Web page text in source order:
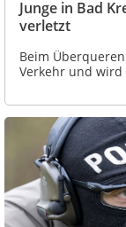
Junge in Bad
verletzt
Beim
Verkehr und wird